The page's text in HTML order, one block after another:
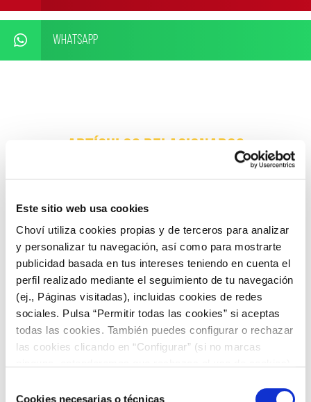
Este sitio web usa cookies
Choví utiliza cookies propias y de terceros para analizar
y personalizar tu navegación, así como para mostrarte
publicidad basada en tus intereses teniendo en cuenta el
perfil realizado mediante el seguimiento de tu navegación
(ej., Páginas visitadas), incluidas cookies de redes
sociales. Pulsa “Permitir todas las cookies” si aceptas
todas las cookies. También puedes configurar o rechazar
las cookies clicando en “Configurar” (si no marcas
COOKIES.
Cookies necesarias o técnicas
WhatsApp
ARTÍCULOS RELACIONADOS
Seguimos avanzando hacia un modelo de